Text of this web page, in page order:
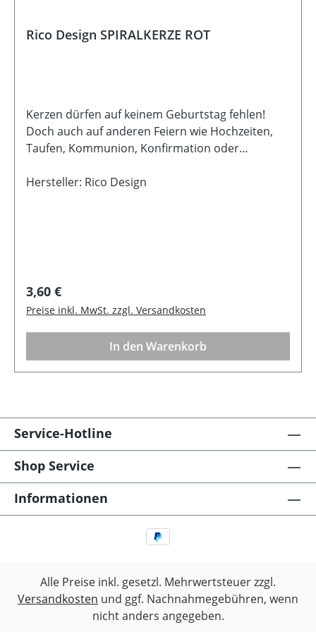
Rico Design SPIRALKERZE ROT
Kerzen dürfen auf keinem Geburtstag fehlen!
Doch auch auf anderen Feiern wie Hochzeiten,
Taufen, Kommunion, Konfirmation oder
Stimmungsmacher. Sie eignen sich auch
Schale präsentiert werden. Die Einzelkerzen
haben einen Durchmesser von 2,4 cm und sind
ca. 18,5 cm hoch. Beschreibung Farbe: RotGröße:
Durchmesser 2,4 cm x 18,5 cm Material: Paraffin,
Hersteller: Rico Design
Regulärer Preis:
3,60 €
Preise inkl. MwSt. zzgl. Versandkosten
In den Warenkorb
Service-Hotline
Shop Service
Informationen
Alle Preise inkl. gesetzl. Mehrwertsteuer zzgl.
Versandkosten und ggf. Nachnahmegebühren, wenn
nicht anders angegeben.